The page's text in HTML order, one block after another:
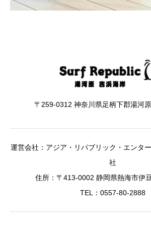
〒259-0312 神奈川県足柄下郡湯河
運営会社：アジア・リパブリック・エンタ
社
住所：〒413-0002 静岡県熱海市伊
TEL：0557-80-2888